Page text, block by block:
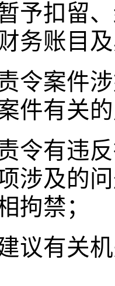
扣留、
务账目
案件涉
件有关
有违反
涉及的
拘禁；
有关机